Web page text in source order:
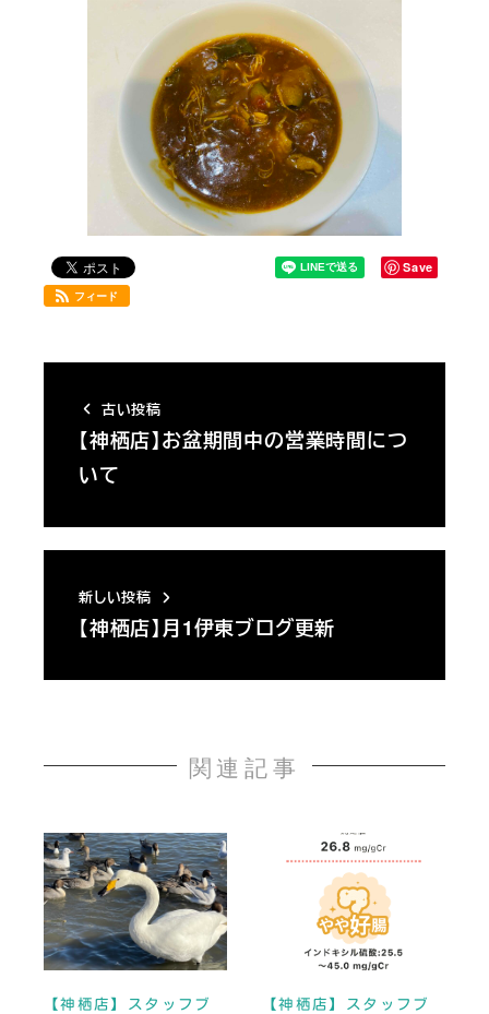
Save
フィード
古い投稿
【神栖店】お盆期間中の営業時間につ
いて
新しい投稿
【神栖店】月1伊東ブログ更新
関連記事
【神栖店】スタッフブ
【神栖店】スタッフブ